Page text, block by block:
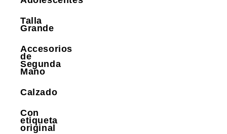
Talla
Grande
Accesorios
de
Segunda
Mano
Calzado
Con
etiqueta
original